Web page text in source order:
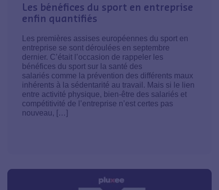
Les bénéfices du sport en entreprise
enfin quantifiés
Les premières assises européennes du sport en
entreprise se sont déroulées en septembre
dernier. C’était l’occasion de rappeler les
bénéfices du sport sur la santé des
salariés comme la prévention des différents maux
inhérents à la sédentarité au travail. Mais si le lien
entre activité physique, bien-être des salariés et
compétitivité de l’entreprise n’est certes pas
nouveau, […]